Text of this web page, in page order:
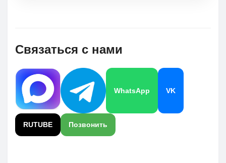
Связаться с нами
WhatsApp VK
RUTUBE Позвонить